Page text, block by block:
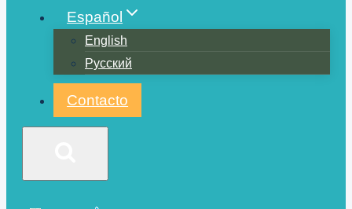
Español
English
Русский
Contacto